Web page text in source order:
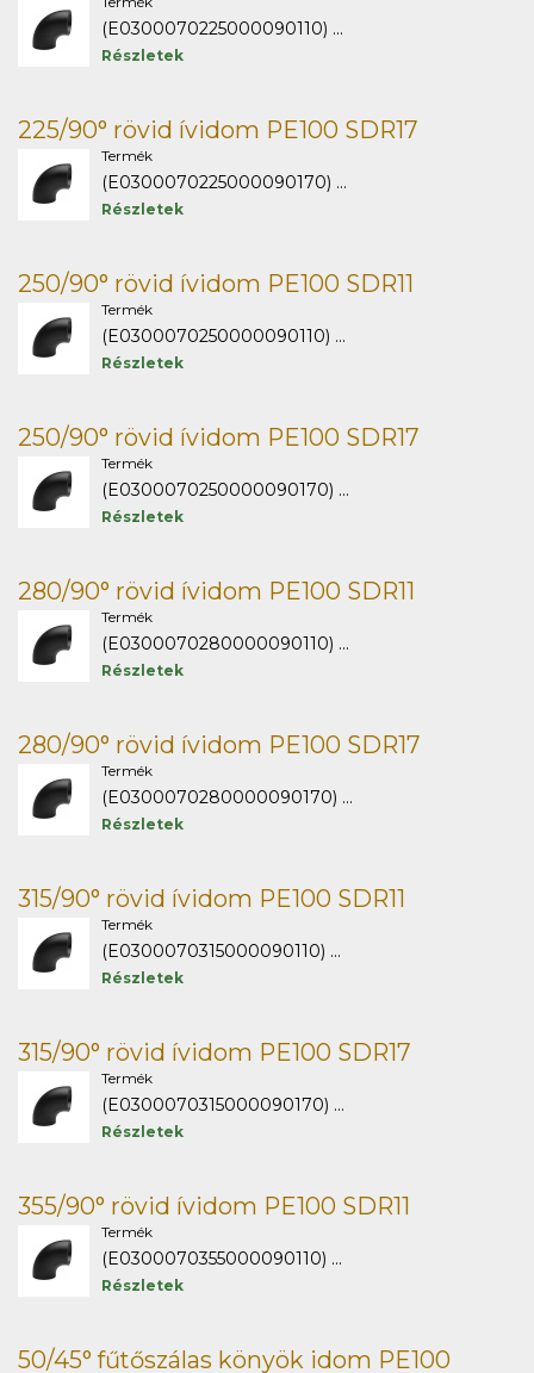
(E0300070225000090110) ...
Részletek
225/90° rövid ívidom PE100 SDR17
Termék
(E0300070225000090170) ...
Részletek
250/90° rövid ívidom PE100 SDR11
Termék
(E0300070250000090110) ...
Részletek
250/90° rövid ívidom PE100 SDR17
Termék
(E0300070250000090170) ...
Részletek
280/90° rövid ívidom PE100 SDR11
Termék
(E0300070280000090110) ...
Részletek
280/90° rövid ívidom PE100 SDR17
Termék
(E0300070280000090170) ...
Részletek
315/90° rövid ívidom PE100 SDR11
Termék
(E0300070315000090110) ...
Részletek
315/90° rövid ívidom PE100 SDR17
Termék
(E0300070315000090170) ...
Részletek
355/90° rövid ívidom PE100 SDR11
Termék
(E0300070355000090110) ...
Részletek
50/45° fűtőszálas könyök idom PE100